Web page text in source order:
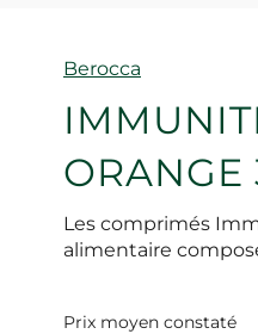
Marque
Berocca
ORANGE
Les comprimés
alimentaire
Prix moyen constaté